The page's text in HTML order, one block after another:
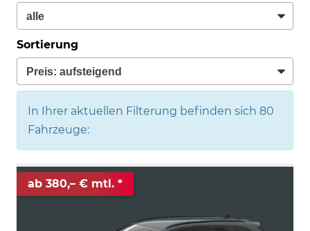
Sortierung
In Ihrer aktuellen Filterung befinden sich 80
Fahrzeuge:
ab 380,– € mtl.